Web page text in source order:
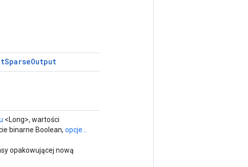
SparseOutput
<Long>, wartości
binarne Boolean, opcje...
opakowującej nową